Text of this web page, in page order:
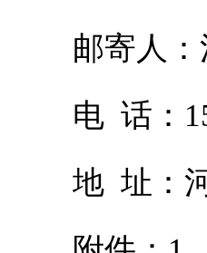
邮寄人
电 话：
地 址：